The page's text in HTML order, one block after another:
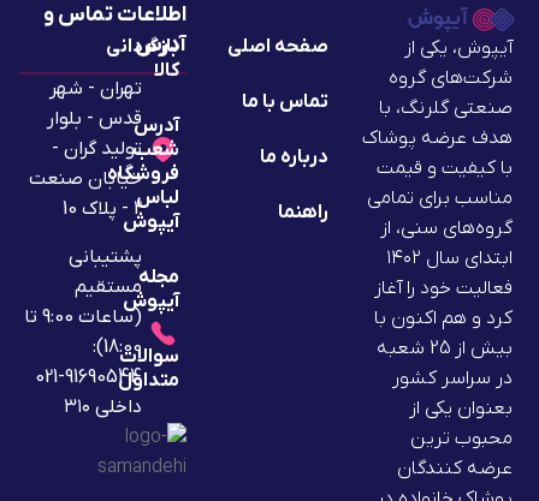
آیپوش، یکی از
شرکت‌های گروه
صنعتی گلرنگ، با
هدف عرضه پوشاک
با کیفیت و قیمت
مناسب برای تمامی
گروه‌های سنی، از
ابتدای سال ۱۴۰۲
فعالیت خود را آغاز
کرد و هم اکنون با
بیش از 25 شعبه
در سراسر کشور
بعنوان یکی از
محبوب ترین
عرضه کنندگان
صفحه اصلی
تماس با ما
درباره ما
راهنما
بازگردانی
کالا
آدرس
شعب
فروشگاه
لباس
آیپوش
مجله
آیپوش
سوالات
متداول
تهران - شهر
قدس - بلوار
تولید گران -
خیابان صنعت
2 - پلاک 10
پشتیبانی
مستقیم
(ساعات 9:00 تا
18:00):
91690544-021
داخلی ۳۱۰
اطلاعات تماس و
آدرس